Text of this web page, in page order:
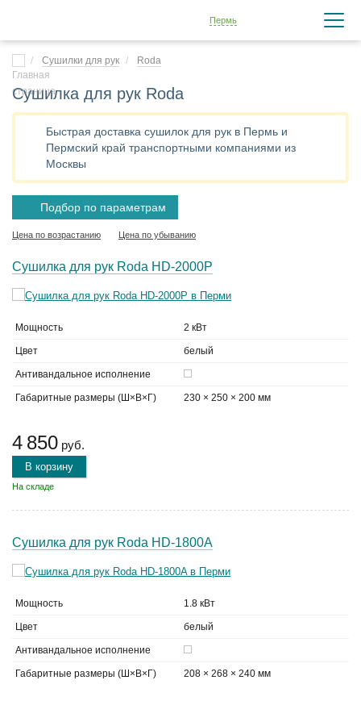
Пермь
Сушилки для рук Roda
Сушилка для рук Roda
Быстрая доставка сушилок для рук в Пермь и
Пермский край транспортными компаниями из
Москвы
Подбор по параметрам
Цена по возрастанию Цена по убыванию
Сушилка для рук Roda HD-2000P
Мощность 2 кВт
Цвет белый
Антивандальное исполнение
Габаритные размеры (Ш×В×Г) 230 × 250 × 200 мм
4 850 руб.
В корзину
На складе
Сушилка для рук Roda HD-1800A
Мощность 1.8 кВт
Цвет белый
Антивандальное исполнение
Габаритные размеры (Ш×В×Г) 208 × 268 × 240 мм